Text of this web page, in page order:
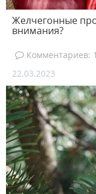
Желчегонные
внимания?
Комментариев:
22.03.2023